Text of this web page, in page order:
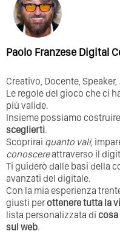
Paolo Franzese Digital
Creativo, Docente, Speaker,
Le regole del gioco che ci
più valide.
Insieme possiamo
sceglierti.
Scoprirai quanto vali,
conoscereattraverso il
Ti guiderò dalle basi della
avanzati del digitale.
Con la mia esperienza
giusti perottenere tutta la
lista personalizzata di
sul web.